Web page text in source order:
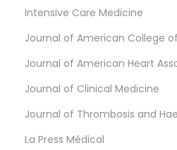
Intensive Care Medicine
Journal of American College
Journal of American Heart
Journal of Clinical Medicine
Journal of Thrombosis and
La Press Médical